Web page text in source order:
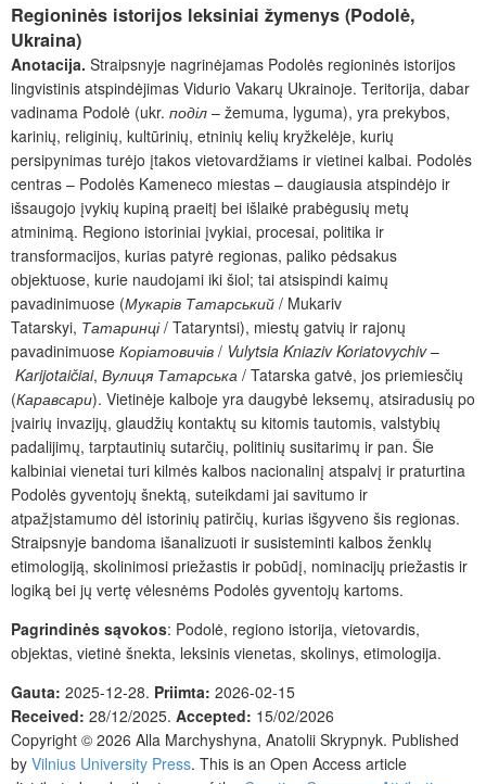
Regioninės istorijos leksiniai žymenys (Podolė,
Ukraina)
Anotacija. Straipsnyje nagrinėjamas Podolės regioninės istorijos
lingvistinis atspindėjimas Vidurio Vakarų Ukrainoje. Teritorija, dabar
vadinama Podolė (ukr. поділ – žemuma, lyguma), yra prekybos,
karinių, religinių, kultūrinių, etninių kelių kryžkelėje, kurių
persipynimas turėjo įtakos vietovardžiams ir vietinei kalbai. Podolės
centras – Podolės Kameneco miestas – daugiausia atspindėjo ir
išsaugojo įvykių kupiną praeitį bei išlaikė prabėgusių metų
atminimą. Regiono istoriniai įvykiai, procesai, politika ir
transformacijos, kurias patyrė regionas, paliko pėdsakus
objektuose, kurie naudojami iki šiol; tai atsispindi kaimų
pavadinimuose (Мукарів Татарський / Mukariv
Tatarskyi, Татаринці/ Tataryntsi), miestų gatvių ir rajonų
pavadinimuose Коріатовичів / Vulytsia Kniaziv Koriatovychiv–
Karijotaičiai, Вулиця Татарська / Tatarska gatvė, jos priemiesčių
(Каравсари). Vietinėje kalboje yra daugybė leksemų, atsiradusių po
įvairių invazijų, glaudžių kontaktų su kitomis tautomis, valstybių
padalijimų, tarptautinių sutarčių, politinių susitarimų ir pan. Šie
kalbiniai vienetai turi kilmės kalbos nacionalinį atspalvį ir praturtina
Podolės gyventojų šnektą, suteikdami jai savitumo ir
atpažįstamumo dėl istorinių patirčių, kurias išgyveno šis regionas.
Straipsnyje bandoma išanalizuoti ir susisteminti kalbos ženklų
etimologiją, skolinimosi priežastis ir pobūdį, nominacijų priežastis ir
logiką bei jų vertę vėlesnėms Podolės gyventojų kartoms.
Pagrindinės sąvokos: Podolė, regiono istorija, vietovardis,
objektas, vietinė šnekta, leksinis vienetas, skolinys, etimologija.
Gauta: 2025-12-28. Priimta: 2026-02-15
Received: 28/12/2025. Accepted: 15/02/2026
Copyright © 2026 Alla Marchyshyna, Anatolii Skrypnyk. Published
by Vilnius University Press. This is an Open Access article